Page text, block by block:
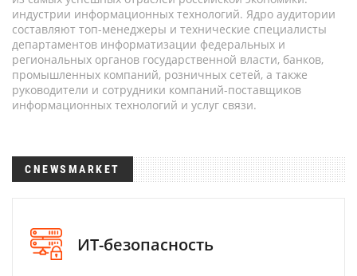
индустрии информационных технологий. Ядро аудитории
составляют топ-менеджеры и технические специалисты
департаментов информатизации федеральных и
региональных органов государственной власти, банков,
промышленных компаний, розничных сетей, а также
руководители и сотрудники компаний-поставщиков
информационных технологий и услуг связи.
CNEWSMARKET
ИТ-безопасность